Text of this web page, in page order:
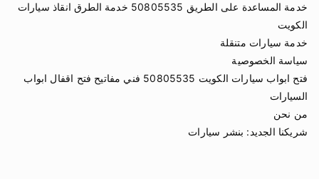
خدمة المساعدة على الطريق 50805535 خدمة الطرق انقاذ سيارات
الكويت
خدمة سيارات متنقلة
سياسة الخصوصية
فتح ابواب سيارات الكويت 50805535 فني مفاتيح فتح اقفال ابواب
السيارات
من نحن
شريكنا الجديد: بنشر سيارات